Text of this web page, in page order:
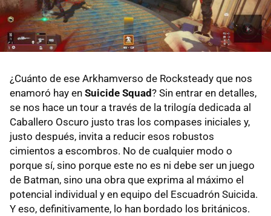
¿Cuánto de ese Arkhamverso de Rocksteady que nos
enamoró hay en Suicide Squad? Sin entrar en detalles,
se nos hace un tour a través de la trilogía dedicada al
Caballero Oscuro justo tras los compases iniciales y,
justo después, invita a reducir esos robustos
cimientos a escombros. No de cualquier modo o
porque sí, sino porque este no es ni debe ser un juego
de Batman, sino una obra que exprima al máximo el
potencial individual y en equipo del Escuadrón Suicida.
Y eso, definitivamente, lo han bordado los británicos.